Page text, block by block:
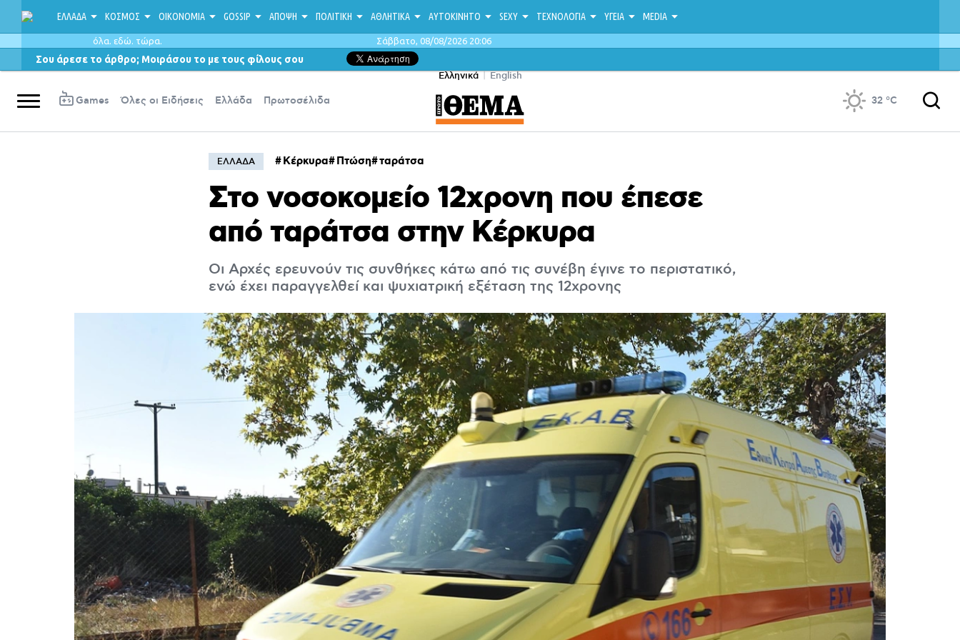
ΕΛΛΑΔΑ ΚΟΣΜΟΣ ΟΙΚΟΝΟΜΙΑ GOSSIP ΑΠΟΨΗ ΠΟΛΙΤΙΚΗ ΑΘΛΗΤΙΚΑ ΑΥΤΟΚΙΝΗΤΟ SEXY ΤΕΧΝΟΛΟΓΙΑ ΥΓΕΙΑ MEDIA
όλα. εδώ. τώρα. Σάββατο, 08/08/2026 20:06
Σου άρεσε το άρθρο; Μοιράσου το με τους φίλους σου